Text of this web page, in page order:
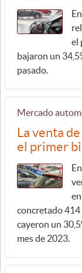
el
bajaron un
pasado.
Mercado
La venta
el primer
concretado 414
cayeron un
mes de 2023.